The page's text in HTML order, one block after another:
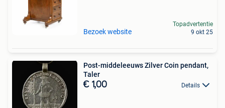
Bezoek website
Topadvertentie
9 okt 25
Post-middeleeuws Zilver Coin pendant,
Taler
€ 1,00 Details